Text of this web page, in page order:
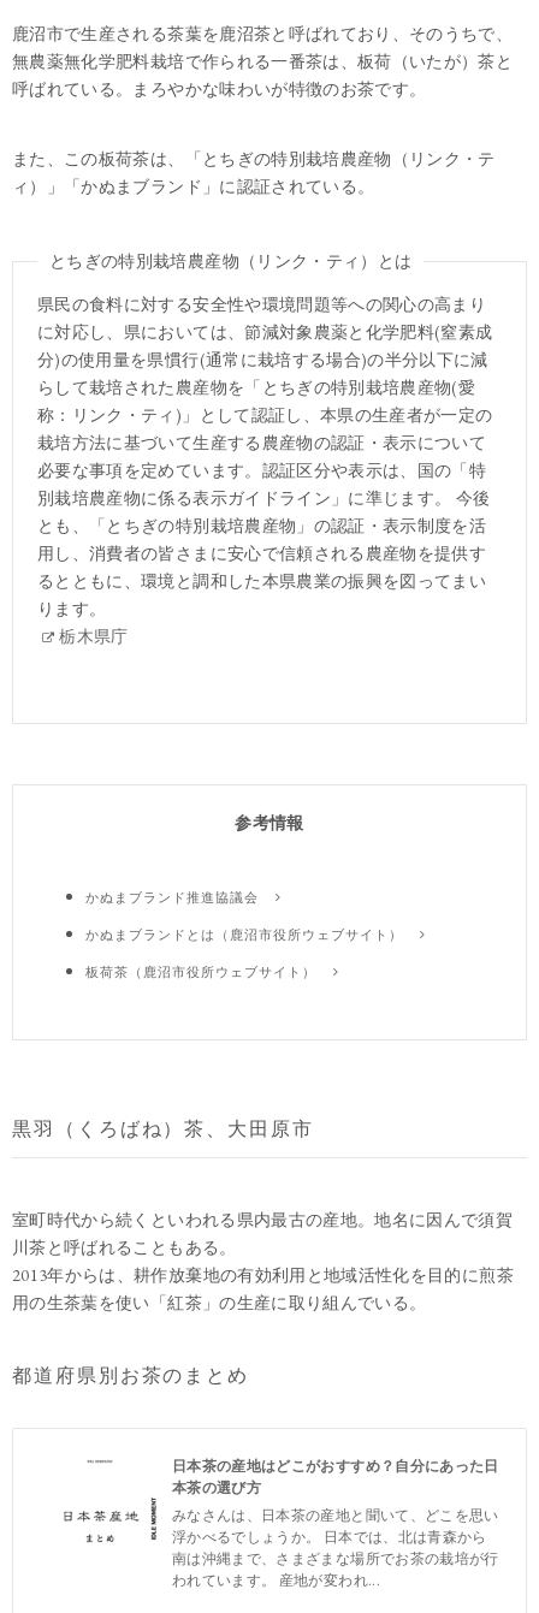
鹿沼市で生産される茶葉を鹿沼茶と呼ばれており、そのうちで、
無農薬無化学肥料栽培で作られる一番茶は、板荷（いたが）茶と
呼ばれている。まろやかな味わいが特徴のお茶です。
また、この板荷茶は、「とちぎの特別栽培農産物（リンク・テ
ィ）」「かぬまブランド」に認証されている。
とちぎの特別栽培農産物（リンク・ティ）とは
県民の食料に対する安全性や環境問題等への関心の高まり
に対応し、県においては、節減対象農薬と化学肥料(窒素成
分)の使用量を県慣行(通常に栽培する場合)の半分以下に減
らして栽培された農産物を「とちぎの特別栽培農産物(愛
称：リンク・ティ)」として認証し、本県の生産者が一定の
栽培方法に基づいて生産する農産物の認証・表示について
必要な事項を定めています。認証区分や表示は、国の「特
別栽培農産物に係る表示ガイドライン」に準じます。 今後
とも、「とちぎの特別栽培農産物」の認証・表示制度を活
用し、消費者の皆さまに安心で信頼される農産物を提供す
るとともに、環境と調和した本県農業の振興を図ってまい
ります。
栃木県庁
参考情報
かぬまブランド推進協議会
かぬまブランドとは（鹿沼市役所ウェブサイト）
板荷茶（鹿沼市役所ウェブサイト）
黒羽（くろばね）茶、大田原市
室町時代から続くといわれる県内最古の産地。地名に因んで須賀
川茶と呼ばれることもある。
2013年からは、耕作放棄地の有効利用と地域活性化を目的に煎茶
用の生茶葉を使い「紅茶」の生産に取り組んでいる。
都道府県別お茶のまとめ
日本茶の産地はどこがおすすめ？自分にあった日
本茶の選び方
みなさんは、日本茶の産地と聞いて、どこを思い
浮かべるでしょうか。 日本では、北は青森から
南は沖縄まで、さまざまな場所でお茶の栽培が行
われています。 産地が変われ...